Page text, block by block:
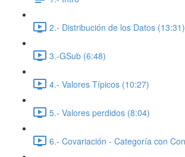
2.- Distribución de los Datos (13:31)
3.-GSub (6:48)
4.- Valores Típicos (10:27)
5.- Valores perdidos (8:04)
6.- Covariación - Categoría con